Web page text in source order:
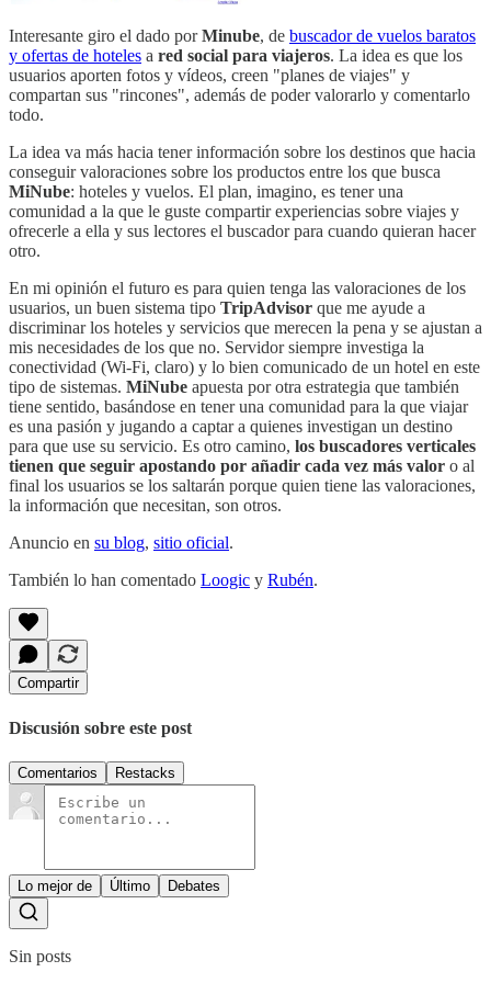
Interesante giro el dado porMinube, de buscador de vuelos baratos
y ofertas de hoteles a red social para viajeros. La idea es que los
usuarios aporten fotos y vídeos, creen "planes de viajes" y
compartan sus "rincones", además de poder valorarlo y comentarlo
todo.
La idea va más hacia tener información sobre los destinos que hacia
conseguir valoraciones sobre los productos entre los que busca
MiNube: hoteles y vuelos. El plan, imagino, es tener una
comunidad a la que le guste compartir experiencias sobre viajes y
ofrecerle a ella y sus lectores el buscador para cuando quieran hacer
otro.
En mi opinión el futuro es para quien tenga las valoraciones de los
usuarios, un buen sistema tipo TripAdvisor que me ayude a
discriminar los hoteles y servicios que merecen la pena y se ajustan a
mis necesidades de los que no. Servidor siempre investiga la
conectividad (Wi-Fi, claro) y lo bien comunicado de un hotel en este
tipo de sistemas. MiNube apuesta por otra estrategia que también
tiene sentido, basándose en tener una comunidad para la que viajar
es una pasión y jugando a captar a quienes investigan un destino
para que use su servicio. Es otro camino, los buscadores verticales
tienen que seguir apostando por añadir cada vez más valor o al
final los usuarios se los saltarán porque quien tiene las valoraciones,
la información que necesitan, son otros.
Anuncio en su blog, sitio oficial.
También lo han comentado Loogic y Rubén.
Compartir
Discusión sobre este post
Comentarios Restacks
Lo mejor de Último Debates
Sin posts